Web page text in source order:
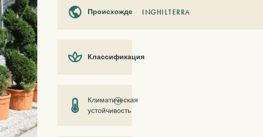
ПроисхождениеINGHILTERRA
Классификация
Климатическая
устойчивость
ⓘ